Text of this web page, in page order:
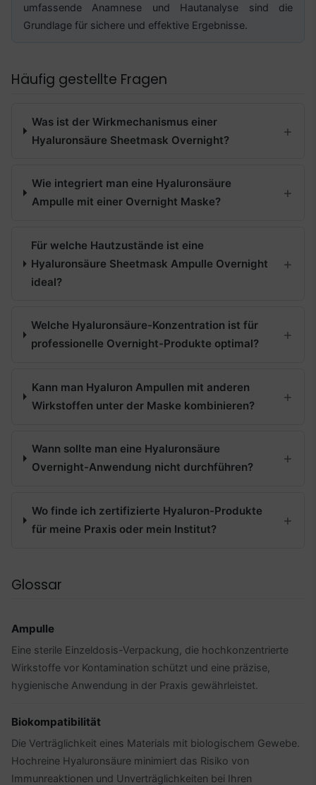
umfassende Anamnese und Hautanalyse sind die
Grundlage für sichere und effektive Ergebnisse.
Häufig gestellte Fragen
Was ist der Wirkmechanismus einer
Hyaluronsäure Sheetmask Overnight?
Wie integriert man eine Hyaluronsäure
Ampulle mit einer Overnight Maske?
Für welche Hautzustände ist eine
Hyaluronsäure Sheetmask Ampulle Overnight
ideal?
Welche Hyaluronsäure-Konzentration ist für
professionelle Overnight-Produkte optimal?
Kann man Hyaluron Ampullen mit anderen
Wirkstoffen unter der Maske kombinieren?
Wann sollte man eine Hyaluronsäure
Overnight-Anwendung nicht durchführen?
Wo finde ich zertifizierte Hyaluron-Produkte
für meine Praxis oder mein Institut?
Glossar
Ampulle
Eine sterile Einzeldosis-Verpackung, die hochkonzentrierte
Wirkstoffe vor Kontamination schützt und eine präzise,
hygienische Anwendung in der Praxis gewährleistet.
Biokompatibilität
Die Verträglichkeit eines Materials mit biologischem Gewebe.
Hochreine Hyaluronsäure minimiert das Risiko von
Immunreaktionen und Unverträglichkeiten bei Ihren